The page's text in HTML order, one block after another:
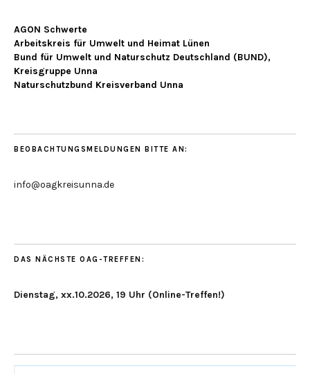
AGON Schwerte
Arbeitskreis für Umwelt und Heimat Lünen
Bund für Umwelt und Naturschutz Deutschland (BUND),
Kreisgruppe Unna
Naturschutzbund Kreisverband Unna
BEOBACHTUNGSMELDUNGEN BITTE AN:
info@oagkreisunna.de
DAS NÄCHSTE OAG-TREFFEN:
Dienstag, xx.10.2026, 19 Uhr (Online-Treffen!)